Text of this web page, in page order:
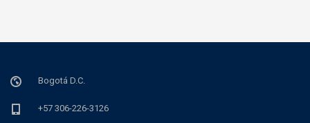
Bogotá D.C.
+57 306-226-3126